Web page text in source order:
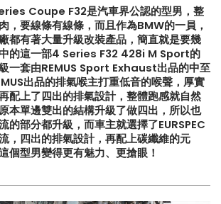
Coupe F32是汽車界公認的型男，整
，要線條有線條，而且作為BMW的一員，
都有著大量升級改裝產品，簡直就是要幾
的這一部4 Series F32 428i M Sport的
一套由REMUS Sport Exhaust出品的中至
出品的排氣喉主打重低音的喉聲，厚實
配上了四出的排氣設計，整體跑感就自然
本單邊雙出的結構升級了做四出，所以也
的部分都升級，而車主就選擇了EURSPEC
，四出的排氣設計，再配上碳纖維的元
個型男變得更有魅力、更搶眼！